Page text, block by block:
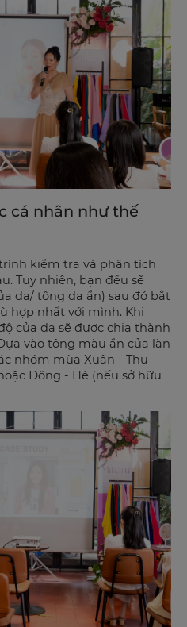
cá nhân như thế
kiểm tra và phân tích
Tuy nhiên, bạn đều sẽ
da/ tông da ẩn) sau đó bắt
hợp nhất với mình. Khi
của da sẽ được chia thành
vào tông màu ẩn của làn
nhóm mùa Xuân - Thu
Đông - Hè (nếu sở hữu